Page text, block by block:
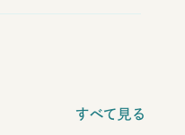
すべて見る